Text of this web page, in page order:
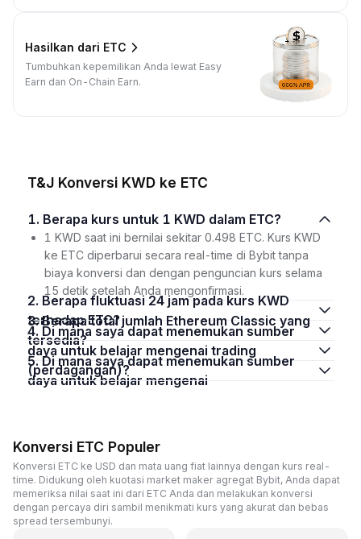
Hasilkan dari ETC
Tumbuhkan kepemilikan Anda lewat Easy
Earn dan On-Chain Earn.
T&J Konversi KWD ke ETC
1. Berapa kurs untuk 1 KWD dalam ETC?
1 KWD saat ini bernilai sekitar 0.498 ETC. Kurs KWD
ke ETC diperbarui secara real-time di Bybit tanpa
biaya konversi dan dengan penguncian kurs selama
15 detik setelah Anda mengonfirmasi.
2. Berapa fluktuasi 24 jam pada kurs KWD
terhadap ETC?
3. Berapa total jumlah Ethereum Classic yang
tersedia?
4. Di mana saya dapat menemukan sumber
daya untuk belajar mengenai trading
(perdagangan)?
5. Di mana saya dapat menemukan sumber
daya untuk belajar mengenai
Konversi ETC Populer
Konversi ETC ke USD dan mata uang fiat lainnya dengan kurs real-
time. Didukung oleh kuotasi market maker agregat Bybit, Anda dapat
memeriksa nilai saat ini dari ETC Anda dan melakukan konversi
dengan percaya diri sambil menikmati kurs yang akurat dan bebas
spread tersembunyi.